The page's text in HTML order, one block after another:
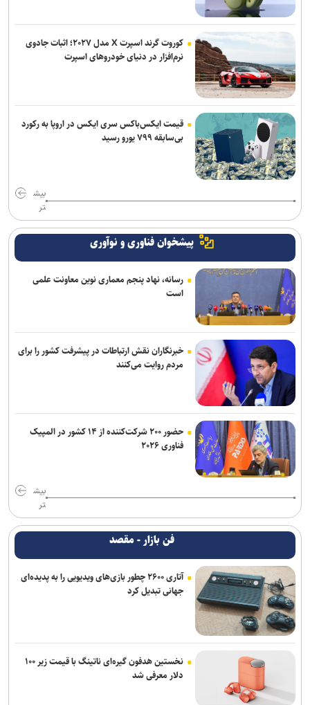
کوروت گرند اسپرت X مدل ۲۰۲۷؛ اثبات جادوی
نرم‌افزار در دنیای خودروهای اسپرت
قیمت ایکس‌باکس سری ایکس در اروپا به رکورد
بی‌سابقه ۷۹۹ یورو رسید
بیش
تر
پیشخوان فناوری و نوآوری
رسانه، نهاد پنجم معماری نوین معاونت علمی
است
خبرنگاران نقش ارتباطات در پیشرفت کشور را برای
مردم روایت می‌کنند
حضور ۲۰۰ شرکت‌کننده از ۱۴ کشور در المپیک
فناوری ۲۰۲۶
بیش
تر
فن بازار - مقصد
آتاری ۲۶۰۰ چطور بازی‌های ویدیویی را به پدیده‌ای
جهانی تبدیل کرد
نخستین هدفون گیره‌ای ناتینگ با قیمت زیر ۱۰۰
دلار معرفی شد